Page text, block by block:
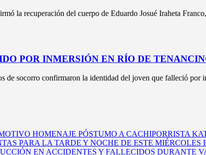
la recuperación del cuerpo de Eduardo Josué Iraheta
POR INMERSIÓN EN RÍO DE
de socorro confirmaron la identidad del joven que falleció por
HOMENAJE PÓSTUMO A CACHIPORRISTA
PARA LA TARDE Y NOCHE DE ESTE MIÉRCOLES
EN ACCIDENTES Y FALLECIDOS DURANTE